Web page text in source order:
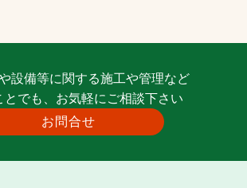
設備等に関する施工や管理など
とでも、お気軽にご相談下さい
お問合せ